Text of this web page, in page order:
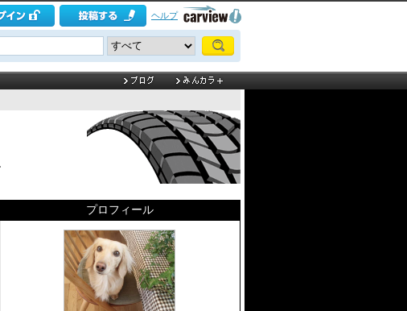
ヘルプ
プロフィール